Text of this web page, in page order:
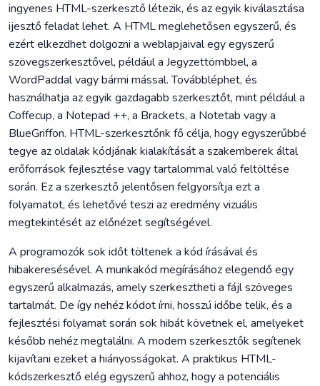
ingyenes HTML-szerkesztő létezik, és az egyik kiválasztása
ijesztő feladat lehet. A HTML meglehetősen egyszerű, és
ezért elkezdhet dolgozni a weblapjaival egy egyszerű
szövegszerkesztővel, például a Jegyzettömbbel, a
WordPaddal vagy bármi mással. Továbbléphet, és
használhatja az egyik gazdagabb szerkesztőt, mint például a
Coffecup, a Notepad ++, a Brackets, a Notetab vagy a
BlueGriffon. HTML-szerkesztőnk fő célja, hogy egyszerűbbé
tegye az oldalak kódjának kialakítását a szakemberek által
erőforrások fejlesztése vagy tartalommal való feltöltése
során. Ez a szerkesztő jelentősen felgyorsítja ezt a
folyamatot, és lehetővé teszi az eredmény vizuális
megtekintését az előnézet segítségével.
A programozók sok időt töltenek a kód írásával és
hibakeresésével. A munkakód megírásához elegendő egy
egyszerű alkalmazás, amely szerkesztheti a fájl szöveges
tartalmát. De így nehéz kódot írni, hosszú időbe telik, és a
fejlesztési folyamat során sok hibát követnek el, amelyeket
később nehéz megtalálni. A modern szerkesztők segítenek
kijavítani ezeket a hiányosságokat. A praktikus HTML-
kódszerkesztő elég egyszerű ahhoz, hogy a potenciális